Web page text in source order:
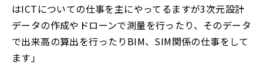
はICTについての仕事を主にやってるますが3次元設計
データの作成やドローンで測量を行ったり、そのデータ
で出来高の算出を行ったりBIM、SIM関係の仕事をして
ます」